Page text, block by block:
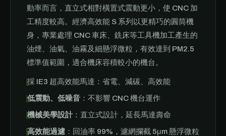
動率而言，直立式相對橫置式震動更小，使 CNC 加
工精度較高。經濟高效能 S 系列以更精巧的圓筒機
身，專業處理 CNC 車床、銑床等工具機加工產生的
油煙、油氣、油霧及細懸浮微粒，有效達到 PM2.5
標準值範圍，適合機床容積較小的機台。
採 IE3 超高效能馬達：省電、減碳、高效能
低震動、低噪音 ：不影響 CNC 機台運作
機械美學設計：直立式設計，延長馬達壽命
高效能過濾 ：回油率 99%，濾網攔截 5μm 懸浮微粒